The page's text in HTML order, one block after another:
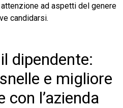
ad aspetti del genere
candidarsi.
dipendente:
e migliore
l’azienda